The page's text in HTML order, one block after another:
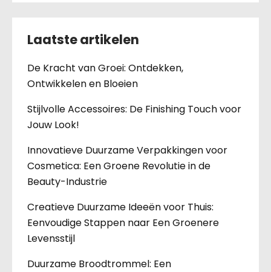
Laatste artikelen
De Kracht van Groei: Ontdekken,
Ontwikkelen en Bloeien
Stijlvolle Accessoires: De Finishing Touch voor
Jouw Look!
Innovatieve Duurzame Verpakkingen voor
Cosmetica: Een Groene Revolutie in de
Beauty-Industrie
Creatieve Duurzame Ideeën voor Thuis:
Eenvoudige Stappen naar Een Groenere
Levensstijl
Duurzame Broodtrommel: Een